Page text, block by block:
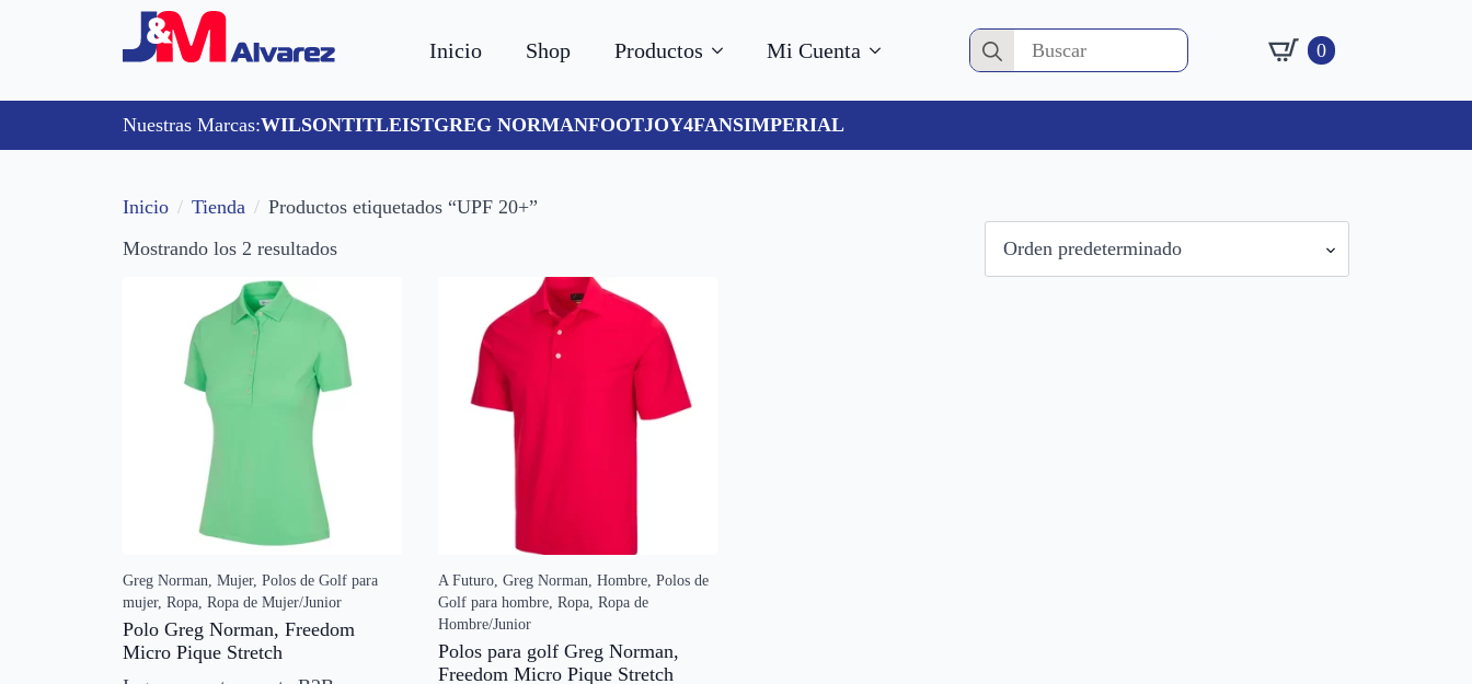
Inicio Shop Productos Mi Cuenta
Search
for:
0
Nuestras Marcas:WILSONTITLEISTGREG NORMANFOOTJOY4FANSIMPERIAL
Inicio Tienda
Productos etiquetados “UPF 20+”
Mostrando los 2 resultados
Greg Norman, Mujer, Polos de Golf para
mujer, Ropa, Ropa de Mujer/Junior
Polo Greg Norman, Freedom
Micro Pique Stretch
A Futuro, Greg Norman, Hombre, Polos de
Golf para hombre, Ropa, Ropa de
Hombre/Junior
Polos para golf Greg Norman,
Freedom Micro Pique Stretch